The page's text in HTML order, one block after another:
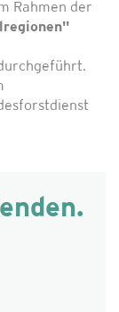
Rahmen der